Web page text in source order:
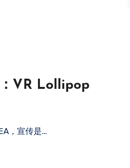
VR Lollipop
，宣传是…